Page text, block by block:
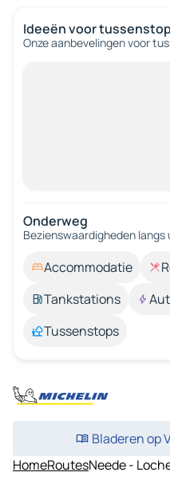
Ideeën voor
Onze aanbevelingen voor
Onderweg
Bezienswaardigheden langs
Accommodatie
Tankstations
Tussenstops
Bladeren op
HomeRoutesNeede -